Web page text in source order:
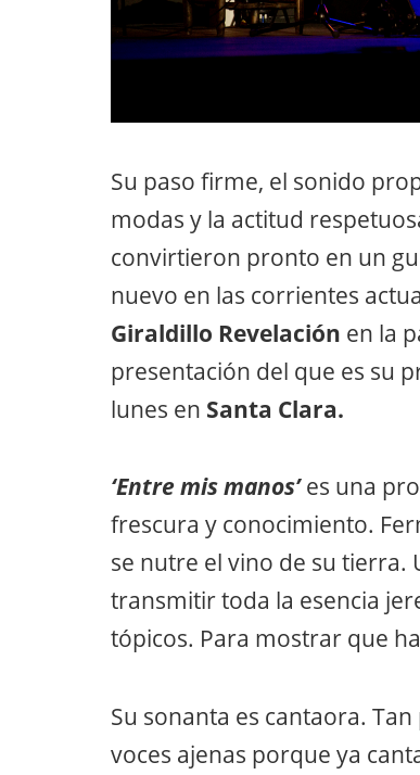
Su paso firme, el sonido
modas y la actitud
convirtieron pronto en un
nuevo en las corrientes
Giraldillo Revelación en la
presentación del que es su
lunes en Santa Clara.
‘Entre mis manos’es una
frescura y conocimiento.
se nutre el vino de su tierra.
transmitir toda la esencia
tópicos. Para mostrar que
Su sonanta es cantaora.
voces ajenas porque ya